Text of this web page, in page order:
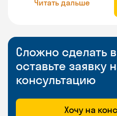
Читать дальше
Сложно сделать
оставьте заявку
консультацию
Хочу на